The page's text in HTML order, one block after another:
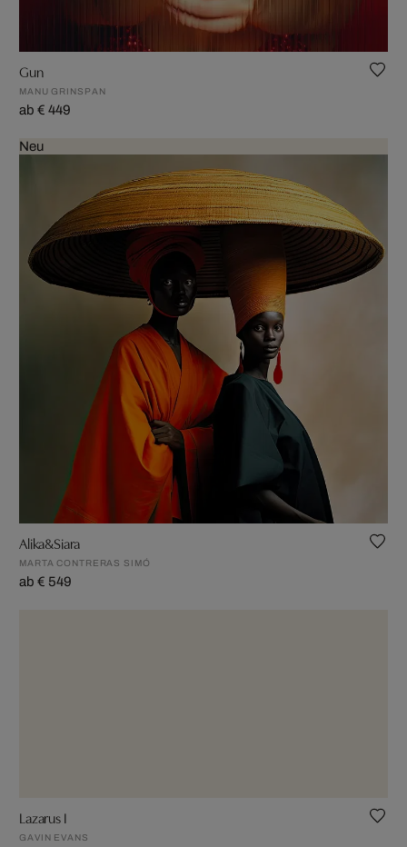
Gun
MANU GRINSPAN
ab € 449
Neu
Alika&Siara
MARTA CONTRERAS SIMÓ
ab € 549
Lazarus I
GAVIN EVANS